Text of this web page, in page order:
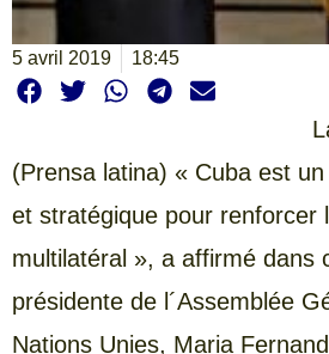
5 avril 2019 18:45
(Prensa latina) « Cuba est
et stratégique pour renforcer
multilatéral », a affirmé dans
présidente de l´Assemblée
Nations Unies, Maria